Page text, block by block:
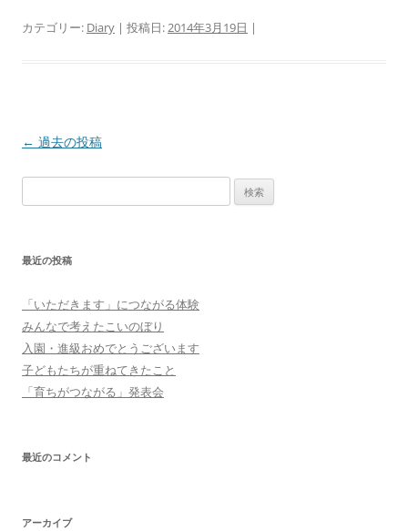
カテゴリー: Diary | 投稿日:2014年3月19日 |
投
ー
シ
ョ
ン
← 過去の投稿
索:
最近の投稿
「いただきます」につながる体験
みんなで考えたこいのぼり
入園・進級おめでとうございます
子どもたちが重ねてきたこと
「育ちがつながる」発表会
最近のコメント
アーカイブ